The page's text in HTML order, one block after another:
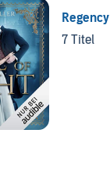
7 Titel